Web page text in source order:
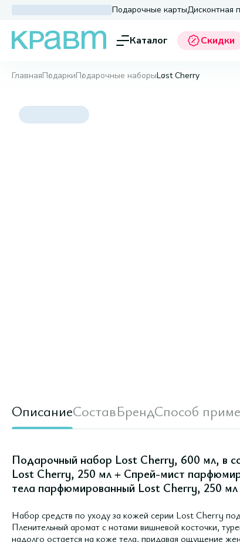
Подарочные картыДисконтная
Каталог Скидки
ГлавнаяПодаркиПодарочные наборыLost Cherry
ОписаниеСоставБрендСпособ
Подарочный набор Lost Cherry, 600 мл, в
Lost Cherry, 250 мл + Спрей-мист
тела парфюмированный Lost Cherry, 250 мл
Набор средств по уходу за кожей серии Lost Cherry
Пленительный аромат с нотами вишневой косточки,
надолго остается на коже тела, придавая ощущение